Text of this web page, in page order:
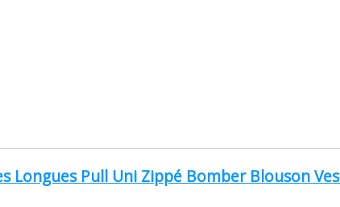
Longues Pull Uni Zippé Bomber Blouson